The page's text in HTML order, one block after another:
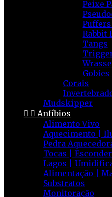
Peixe
Rabbit
Tangs
Corais
Mudskipper
  Anfíbios
Alimento Vivo
Aquecimento |
Pedra
Tocas |
Lagos |
Alimentação |
Substratos
Monitoração